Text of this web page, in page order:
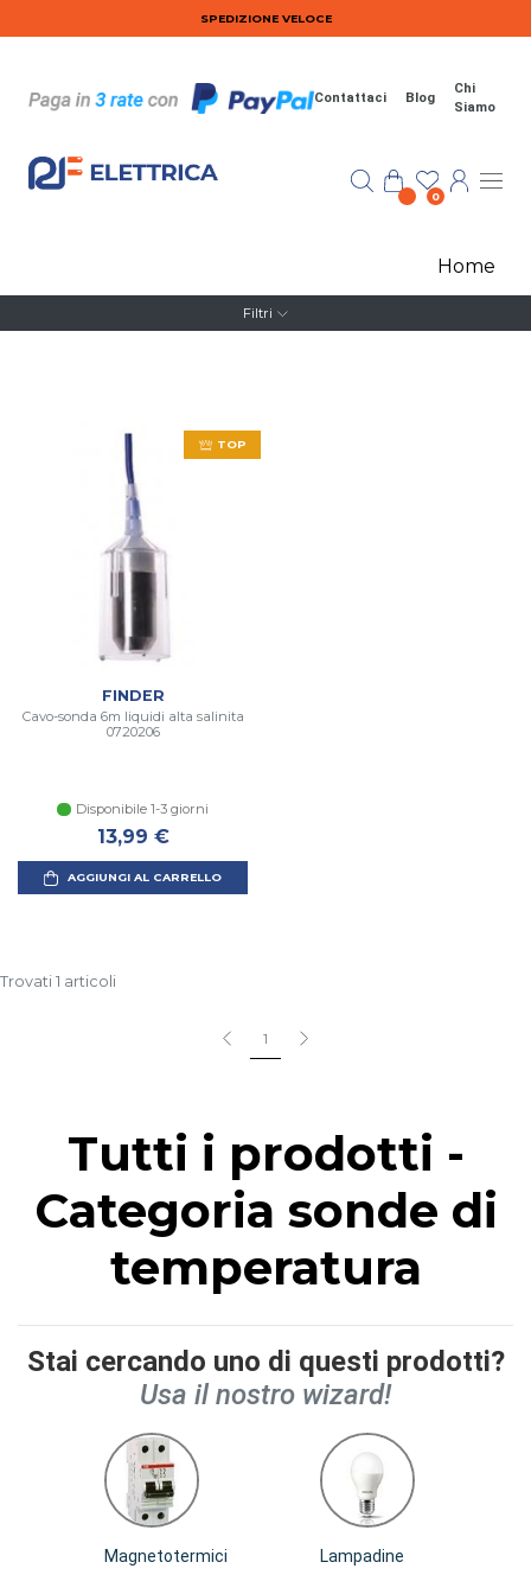
Salta al contenuto principaleSPEDIZIONE VELOCE
Contattaci Blog
Chi
Siamo
0
Home
Filtri
TOP
FINDER
Cavo-sonda 6m liquidi alta salinita
0720206
Disponibile 1-3 giorni
13,99 €
AGGIUNGI AL CARRELLO
Trovati 1 articoli
1
Tutti i prodotti -
Categoria sonde di
temperatura
Stai cercando uno di questi prodotti?
Usa il nostro wizard!
Magnetotermici Lampadine